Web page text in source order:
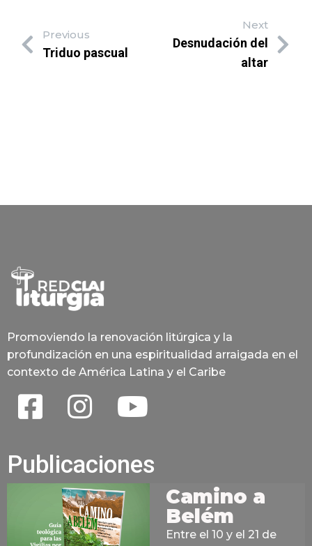
Previous
Triduo pascual
Next
Desnudación del
altar
Promoviendo la renovación litúrgica y la
profundización en una espiritualidad arraigada en el
contexto de América Latina y el Caribe
Publicaciones
Camino a
Belém
Entre el 10 y el 21 de